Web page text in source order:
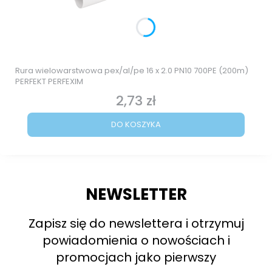
Rura wielowarstwowa pex/al/pe 16 x 2.0 PN10 700PE (200m)
PERFEKT PERFEXIM
Cena
2,73 zł
DO KOSZYKA
NEWSLETTER
Zapisz się do newslettera i otrzymuj
powiadomienia o nowościach i
promocjach jako pierwszy